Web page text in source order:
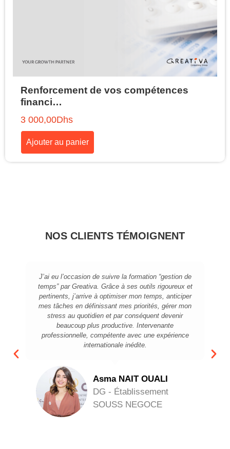
Renforcement de vos compétences
financi…
3 000,00Dhs
Ajouter au panier
NOS CLIENTS TÉMOIGNENT
J’ai eu l’occasion de suivre la formation “gestion de
temps” par Greativa. Grâce à ses outils rigoureux et
pertinents, j’arrive à optimiser mon temps, anticiper
mes tâches en définissant mes priorités, gérer mon
stress au quotidien et par conséquent devenir
beaucoup plus productive. Intervenante
professionnelle, compétente avec une expérience
internationale inédite.
Asma NAIT OUALI
DG - Établissement
SOUSS NEGOCE